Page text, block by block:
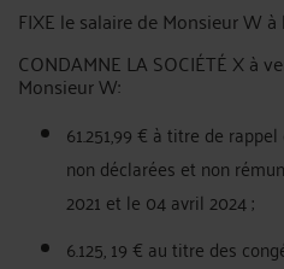
FIXE le salaire de Monsieur W
CONDAMNE LA SOCIÉTÉ X à
Monsieur W:
61.251,99 € à titre de
non déclarées et non
2021 et le 04 avril 2024 ;
6.125, 19 € au titre des